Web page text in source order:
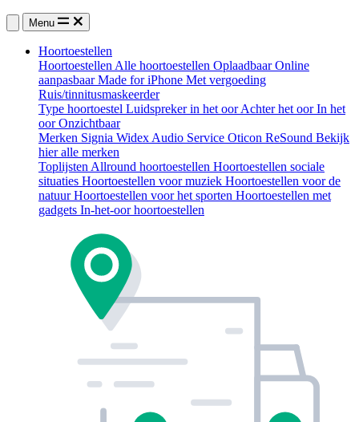
Menu
Hoortoestellen
HoortoestellenAlle hoortoestellen OplaadbaarOnline
aanpasbaarMade for iPhone Met vergoeding
Ruis/tinnitusmaskeerder
Type hoortoestel Luidspreker in het oorAchter het oorIn het
oorOnzichtbaar
Merken Signia WidexAudio Service Oticon ReSound Bekijk
hier alle merken
ToplijstenAllround hoortoestellen Hoortoestellen sociale
situaties Hoortoestellen voor muziek Hoortoestellen voor de
natuurHoortoestellen voor het sporten Hoortoestellen met
gadgets In-het-oor hoortoestellen